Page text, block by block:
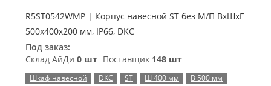
R5ST0542WMP | Корпус навесной ST без М/П ВxШxГ
500x400x200 мм, IP66, DKC
Под заказ:
Склад АйДи 0 шт Поставщик 148 шт
Шкаф навесной DKC ST Ш 400 мм
В 500 мм